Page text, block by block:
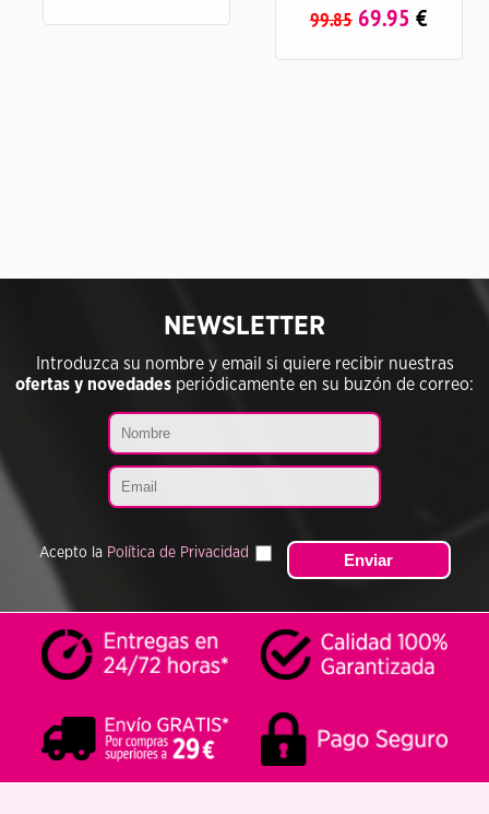
99.85 69.95€
NEWSLETTER
Introduzca su nombre y email si quiere recibir nuestras
ofertas y novedades periódicamente en su buzón de correo:
Acepto la Política de Privacidad